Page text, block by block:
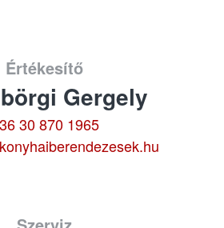
Értékesítő
Gergely
30 870 1965